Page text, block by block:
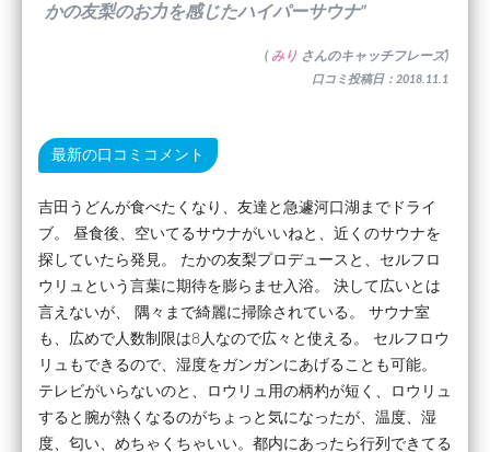
かの友梨のお力を感じたハイパーサウナ”
( みり さんのキャッチフレーズ)
口コミ投稿日：2018.11.1
最新の口コミコメント
吉田うどんが食べたくなり、友達と急遽河口湖までドライ
ブ。 昼食後、空いてるサウナがいいねと、近くのサウナを
探していたら発見。 たかの友梨プロデュースと、セルフロ
ウリュという言葉に期待を膨らませ入浴。 決して広いとは
言えないが、 隅々まで綺麗に掃除されている。 サウナ室
も、広めで人数制限は8人なので広々と使える。 セルフロウ
リュもできるので、湿度をガンガンにあげることも可能。
テレビがいらないのと、ロウリュ用の柄杓が短く、ロウリュ
すると腕が熱くなるのがちょっと気になったが、温度、湿
度、匂い、めちゃくちゃいい。都内にあったら行列できてる